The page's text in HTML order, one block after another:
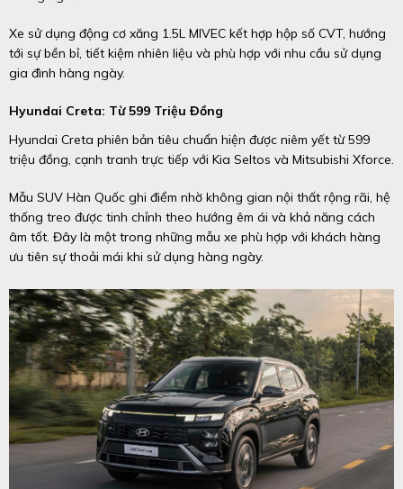
Xe sử dụng động cơ xăng 1.5L MIVEC kết hợp hộp số CVT, hướng
tới sự bền bỉ, tiết kiệm nhiên liệu và phù hợp với nhu cầu sử dụng
gia đình hàng ngày.
Hyundai Creta: Từ 599 Triệu Đồng
Hyundai Creta phiên bản tiêu chuẩn hiện được niêm yết từ 599
triệu đồng, cạnh tranh trực tiếp với Kia Seltos và Mitsubishi Xforce.
Mẫu SUV Hàn Quốc ghi điểm nhờ không gian nội thất rộng rãi, hệ
thống treo được tinh chỉnh theo hướng êm ái và khả năng cách
âm tốt. Đây là một trong những mẫu xe phù hợp với khách hàng
ưu tiên sự thoải mái khi sử dụng hàng ngày.